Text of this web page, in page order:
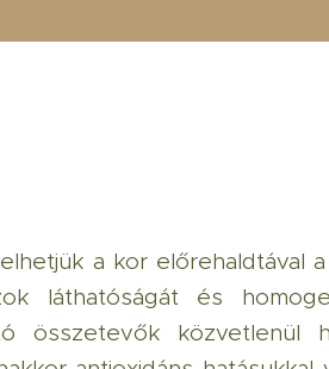
a kor előrehaldtával
láthatóságát és
összetevők közvetlenül